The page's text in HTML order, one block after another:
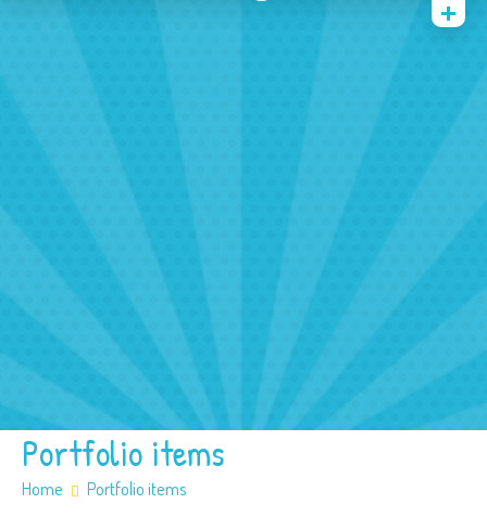
Other Services
Contact/ Booking
Portfolio items
Home Portfolio items